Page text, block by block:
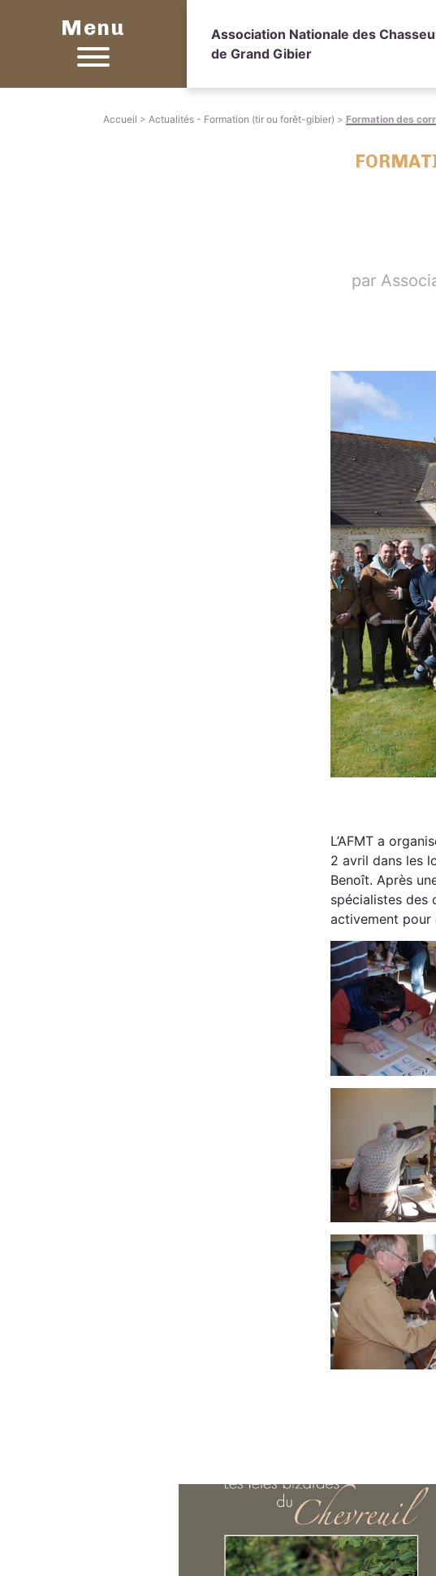
Menu
Association Nationale des
de Grand Gibier
Accueil > Actualités - Formation (tir ou forêt-gibier) > Formation des
par
L’AFMT a
2 avril dans les
Benoît. Après
spécialistes des
activement